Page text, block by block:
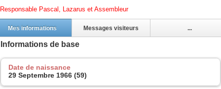
Responsable Pascal, Lazarus et Assembleur
Mes informations Messages visiteurs ...
Informations de base
Date de naissance
29 Septembre 1966 (59)